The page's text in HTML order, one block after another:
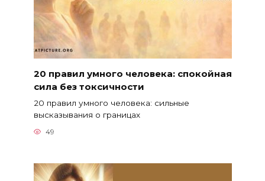
20 правил умного человека: спокойная
сила без токсичности
20 правил умного человека: сильные
высказывания о границах
49